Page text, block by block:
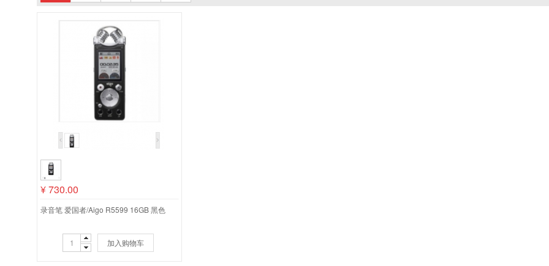
¥730.00
录音笔 爱国者/Aigo R5599 16GB 黑色
加入购物车